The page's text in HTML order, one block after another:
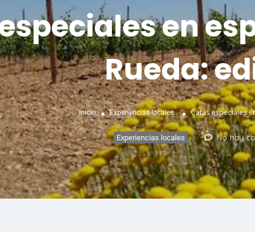
en
Rueda:
Inicio Experiencias locales Catas especiales
Experiencias locales No hay